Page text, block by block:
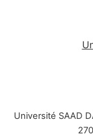
Université SAAD